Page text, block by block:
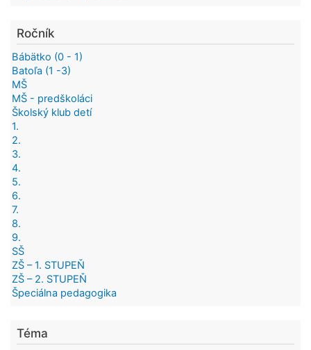
Ročník
Bábätko (0 - 1)
Batoľa (1 -3)
MŠ
MŠ - predškoláci
Školský klub detí
1.
2.
3.
4.
5.
6.
7.
8.
9.
SŠ
ZŠ – 1. STUPEŇ
ZŠ – 2. STUPEŇ
Špeciálna pedagogika
Téma